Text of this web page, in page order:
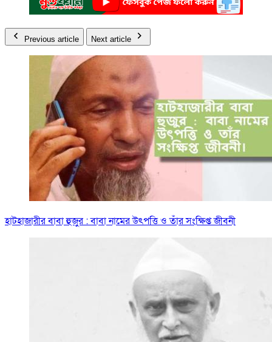
Previous article Next article
হাটহাজারীর বাবা হুজুর : বাবা নামের উৎপত্তি ও তাঁর সংক্ষিপ্ত জীবনী